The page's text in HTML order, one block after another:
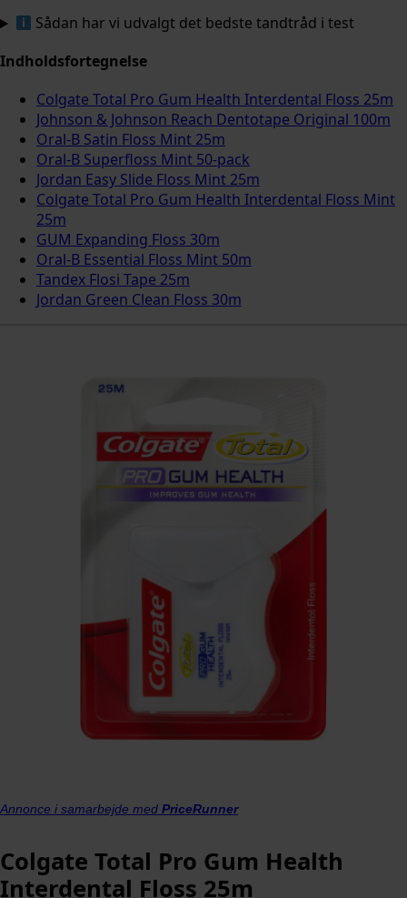
Sådan har vi udvalgt det bedste tandtråd i test
Indholdsfortegnelse
Colgate Total Pro Gum Health Interdental Floss 25m
Johnson & Johnson Reach Dentotape Original 100m
Oral-B Satin Floss Mint 25m
Oral-B Superfloss Mint 50-pack
Jordan Easy Slide Floss Mint 25m
Colgate Total Pro Gum Health Interdental Floss Mint
25m
GUM Expanding Floss 30m
Oral-B Essential Floss Mint 50m
Tandex Flosi Tape 25m
Jordan Green Clean Floss 30m
Annonce i samarbejde med PriceRunner
Colgate Total Pro Gum Health
Interdental Floss 25m